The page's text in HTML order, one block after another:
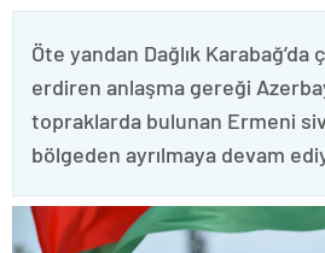
Öte yandan Dağlık Karabağ’da
erdiren anlaşma gereği
topraklarda bulunan Ermeni
bölgeden ayrılmaya devam